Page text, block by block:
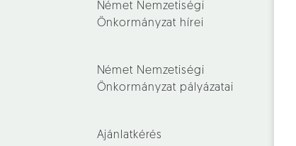
Német Nemzetiségi
Önkormányzat hírei
Német Nemzetiségi
Önkormányzat pályázatai
Ajánlatkérés